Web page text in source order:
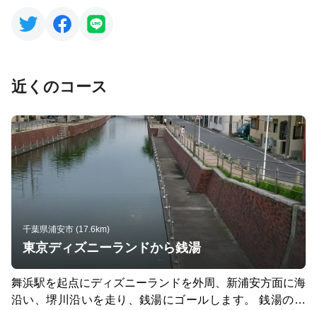
近くのコース
千葉県浦安市 (17.6km)
東京ディズニーランドから銭湯
舞浜駅を起点にディズニーランドを外周、新浦安方面に海
沿い、堺川沿いを走り、銭湯にゴールします。 銭湯の松